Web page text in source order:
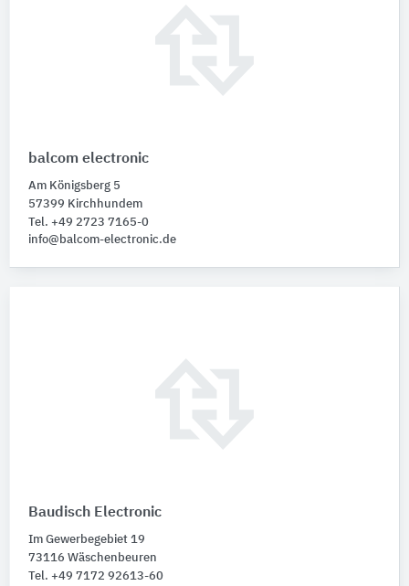
balcom electronic
Am Königsberg 5
57399 Kirchhundem
Tel. +49 2723 7165-0
info@balcom-electronic.de
Baudisch Electronic
Im Gewerbegebiet 19
73116 Wäschenbeuren
Tel. +49 7172 92613-60